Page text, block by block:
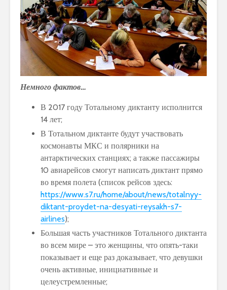
Немного фактов…
В 2017 году Тотальному диктанту исполнится
14 лет;
В Тотальном диктанте будут участвовать
космонавты МКС и полярники на
антарктических станциях; а также пассажиры
10 авиарейсов смогут написать диктант прямо
во время полета (список рейсов здесь:
https://www.s7.ru/home/about/news/totalnyy-
diktant-proydet-na-desyati-reysakh-s7-
airlines);
Большая часть участников Тотального диктанта
во всем мире – это женщины, что опять-таки
показывает и еще раз доказывает, что девушки
очень активные, инициативные и
целеустремленные;